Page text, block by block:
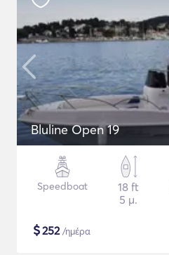
Bluline Open 19
Speedboat
18 ft
5 μ.
$252/ημέρα